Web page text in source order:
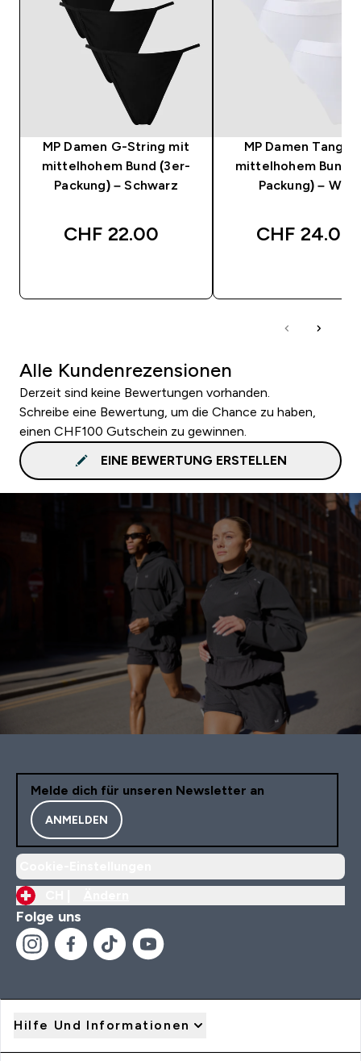
MP Damen G-String mit
mittelhohem Bund (3er-
Packung) – Schwarz
CHF 22.00‎
MP Damen Tanga
mittelhohem Bund
Packung) – Weiß
CHF 24.00‎
Alle Kundenrezensionen
Derzeit sind keine Bewertungen vorhanden.
Schreibe eine Bewertung, um die Chance zu haben,
einen CHF100 Gutschein zu gewinnen.
EINE BEWERTUNG ERSTELLEN
Melde dich für unseren Newsletter an
ANMELDEN
Folge uns
Hilfe Und Informationen